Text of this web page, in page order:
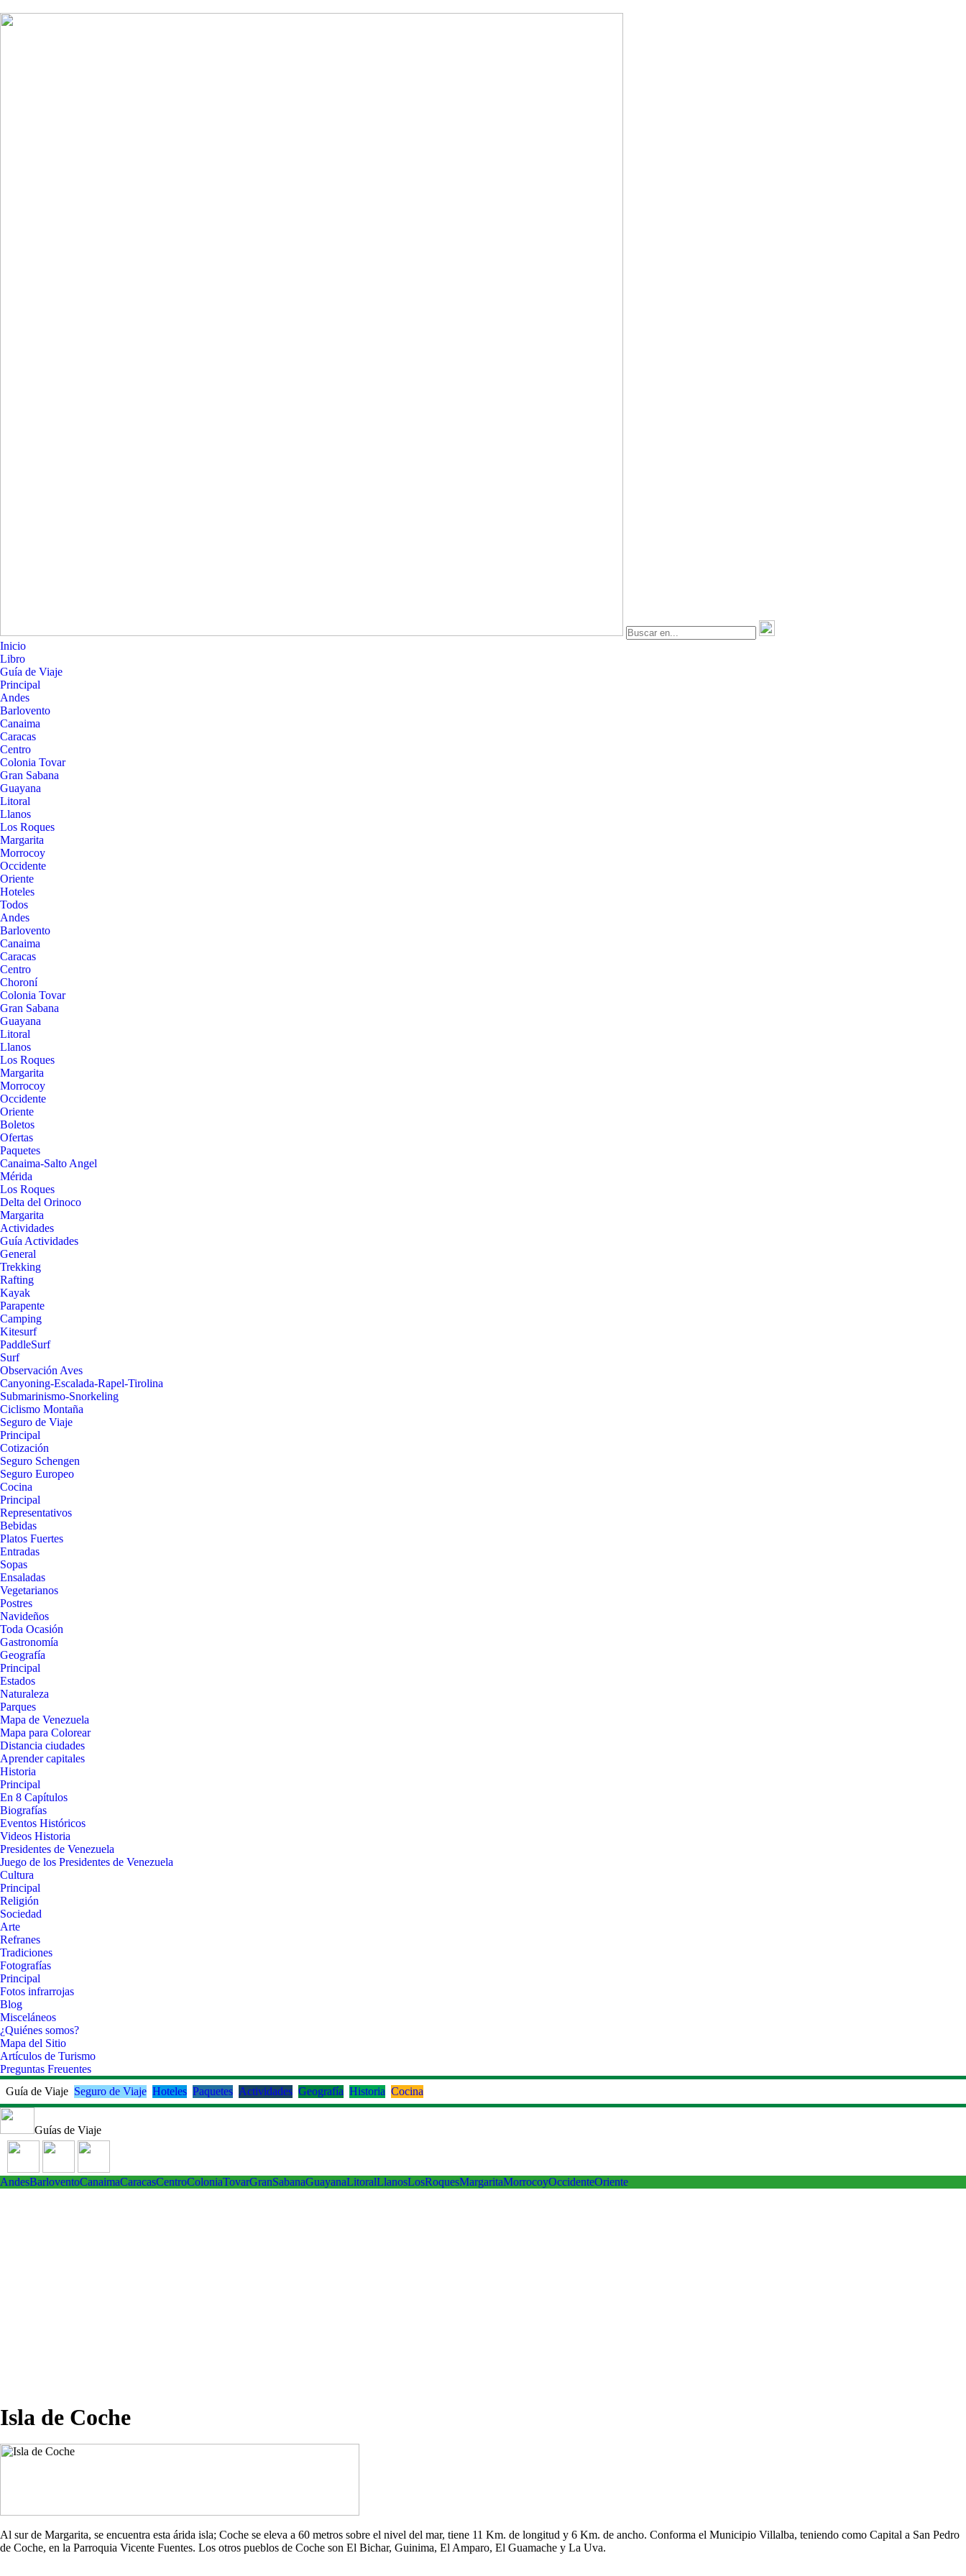
Inicio
Libro
Guía de Viaje
Principal
Andes
Barlovento
Canaima
Caracas
Centro
Colonia Tovar
Gran Sabana
Guayana
Litoral
Llanos
Los Roques
Margarita
Morrocoy
Occidente
Oriente
Hoteles
Todos
Andes
Barlovento
Canaima
Caracas
Centro
Choroní
Colonia Tovar
Gran Sabana
Guayana
Litoral
Llanos
Los Roques
Margarita
Morrocoy
Occidente
Oriente
Boletos
Ofertas
Paquetes
Canaima-Salto Angel
Mérida
Los Roques
Delta del Orinoco
Margarita
Actividades
Guía Actividades
General
Trekking
Rafting
Kayak
Parapente
Camping
Kitesurf
PaddleSurf
Surf
Observación Aves
Canyoning-Escalada-Rapel-Tirolina
Submarinismo-Snorkeling
Ciclismo Montaña
Seguro de Viaje
Principal
Cotización
Seguro Schengen
Seguro Europeo
Cocina
Principal
Representativos
Bebidas
Platos Fuertes
Entradas
Sopas
Ensaladas
Vegetarianos
Postres
Navideños
Toda Ocasión
Gastronomía
Geografía
Principal
Estados
Naturaleza
Parques
Mapa de Venezuela
Mapa para Colorear
Distancia ciudades
Aprender capitales
Historia
Principal
En 8 Capítulos
Biografías
Eventos Históricos
Videos Historia
Presidentes de Venezuela
Juego de los Presidentes de Venezuela
Cultura
Principal
Religión
Sociedad
Arte
Refranes
Tradiciones
Fotografías
Principal
Fotos infrarrojas
Blog
Misceláneos
¿Quiénes somos?
Mapa del Sitio
Artículos de Turismo
Preguntas Freuentes
Guía de Viaje Seguro de Viaje Hoteles Paquetes Actividades Geografía Historia Cocina
Guías de Viaje
AndesBarloventoCanaimaCaracasCentroColoniaTovarGranSabanaGuayanaLitoralLlanosLosRoquesMargaritaMorrocoyOccidenteOriente
Isla de Coche
Al sur de Margarita, se encuentra esta árida isla; Coche se eleva a 60 metros sobre el nivel del mar, tiene 11 Km. de longitud y 6 Km. de ancho. Conforma el Municipio Villalba, teniendo como Capital a San Pedro
de Coche, en la Parroquia Vicente Fuentes. Los otros pueblos de Coche son El Bichar, Guinima, El Amparo, El Guamache y La Uva.